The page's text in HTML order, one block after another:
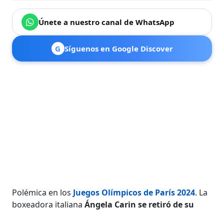
Únete a nuestro canal de WhatsApp
G Síguenos en Google Discover
Polémica en los Juegos Olímpicos de París 2024. La
boxeadora italianaÁngela Carin se retiró de su